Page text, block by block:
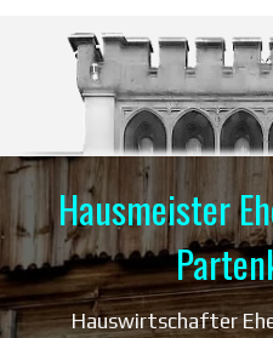
Hausmeister
Hauswirtschafter